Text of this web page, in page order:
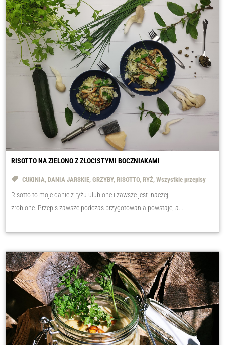
RISOTTO NA ZIELONO Z ZŁOCISTYMI BOCZNIAKAMI
CUKINIA,DANIA JARSKIE,GRZYBY,RISOTTO,RYŻ,Wszystkie przepisy
Risotto to moje danie z ryżu ulubione i zawsze jest inaczej
zrobione. Przepis zawsze podczas przygotowania powstaje, a...